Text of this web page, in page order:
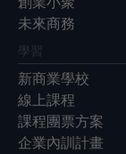
未來商務
學習
新商業學校
線上課程
課程團票方案
企業內訓計畫